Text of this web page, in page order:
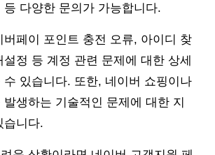
등 다양한 문의가 가능합니다.
버페이 포인트 충전 오류, 아이디 찾
설정 등 계정 관련 문제에 대한 상세
수 있습니다. 또한, 네이버 쇼핑이나
생하는 기술적인 문제에 대한 지
습니다.